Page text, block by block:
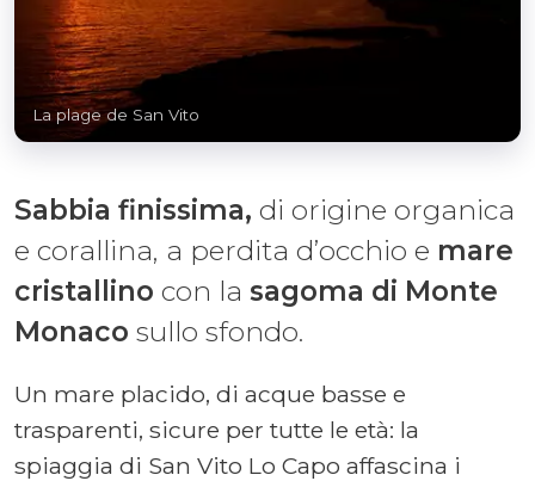
La plage de San Vito
Sabbia finissima, di origine organica
e corallina, a perdita d’occhio e mare
cristallino con la sagoma di Monte
Monaco sullo sfondo.
Un mare placido, di acque basse e
trasparenti, sicure per tutte le età: la
spiaggia di San Vito Lo Capo affascina i